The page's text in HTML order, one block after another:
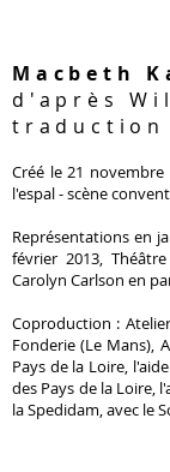
Macbeth
d'après
traduction
Créé le 21
l'espal - scène
Représentations en
février 2013,
Carolyn Carlson en
Coproduction :
Fonderie (Le Mans),
Pays de la Loire,
des Pays de la Loire,
la Spedidam, avec le